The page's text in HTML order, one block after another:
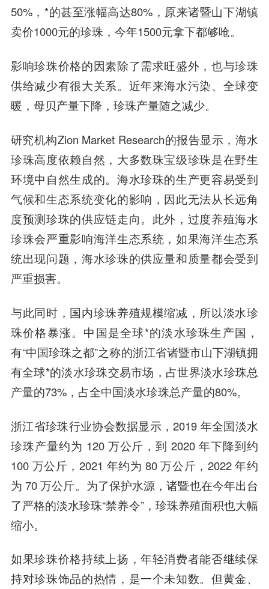
50%，*的甚至涨幅高达80%，原来诸暨山下湖镇
卖价1000元的珍珠，今年1500元拿下都够呛。
影响珍珠价格的因素除了需求旺盛外，也与珍珠
供给减少有很大关系。近年来海水污染、全球变
暖，母贝产量下降，珍珠产量随之减少。
研究机构Zion Market Research的报告显示，海水
珍珠高度依赖自然，大多数珠宝级珍珠是在野生
环境中自然生成的。海水珍珠的生产更容易受到
气候和生态系统变化的影响，因此无法从长远角
度预测珍珠的供应链走向。此外，过度养殖海水
珍珠会严重影响海洋生态系统，如果海洋生态系
统出现问题，海水珍珠的供应量和质量都会受到
严重损害。
与此同时，国内珍珠养殖规模缩减，所以淡水珍
珠价格暴涨。中国是全球*的淡水珍珠生产国，
有“中国珍珠之都”之称的浙江省诸暨市山下湖镇拥
有全球*的淡水珍珠交易市场，占世界淡水珍珠总
产量的73%，占全中国淡水珍珠总产量的80%。
浙江省珍珠行业协会数据显示，2019 年全国淡水
珍珠产量约为 120 万公斤，到 2020 年下降到约
100 万公斤，2021 年约为 80 万公斤，2022 年约
为 70 万公斤。为了保护水源，诸暨也在今年出台
了严格的淡水珍珠“禁养令”，珍珠养殖面积也大幅
缩小。
如果珍珠价格持续上扬，年轻消费者能否继续保
持对珍珠饰品的热情，是一个未知数。但黄金、